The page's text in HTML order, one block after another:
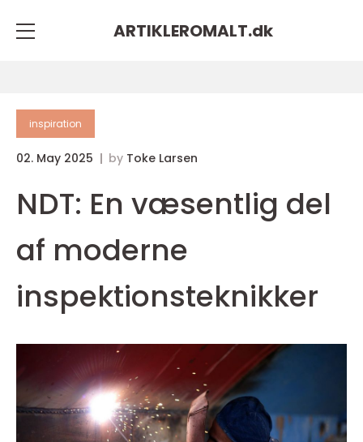
ARTIKLEROMALT.dk
inspiration
02. May 2025 by Toke Larsen
NDT: En væsentlig del
af moderne
inspektionsteknikker